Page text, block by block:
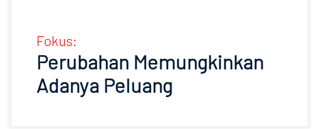
Fokus:
Perubahan Memungkinkan
Adanya Peluang